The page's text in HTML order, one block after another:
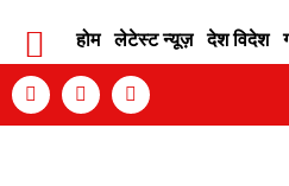
होम लेटेस्ट न्यूज़ देश विदेश